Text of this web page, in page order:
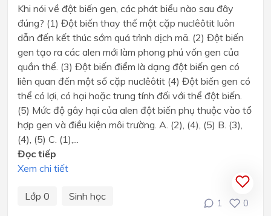
Khi nói về đột biến gen, các phát biểu nào sau đây
đúng? (1) Đột biến thay thế một cặp nuclêôtit luôn
dẫn đến kết thúc sớm quá trình dịch mã. (2) Đột biến
gen tạo ra các alen mới làm phong phú vốn gen của
quần thể. (3) Đột biến điểm là dạng đột biến gen có
liên quan đến một số cặp nuclêôtit (4) Đột biến gen có
thể có lợi, có hại hoặc trung tính đối với thể đột biến.
(5) Mức độ gây hại của alen đột biến phụ thuộc vào tổ
hợp gen và điều kiện môi trường. A. (2), (4), (5) B. (3),
(4), (5) C. (1),...
Đọc tiếp
Xem chi tiết
Lớp 0 Sinh học
1 0